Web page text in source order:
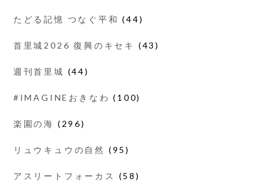
たどる記憶 つなぐ平和 (44)
首里城2026 復興のキセキ (43)
週刊首里城 (44)
#IMAGINEおきなわ (100)
楽園の海 (296)
リュウキュウの自然 (95)
アスリートフォーカス (58)